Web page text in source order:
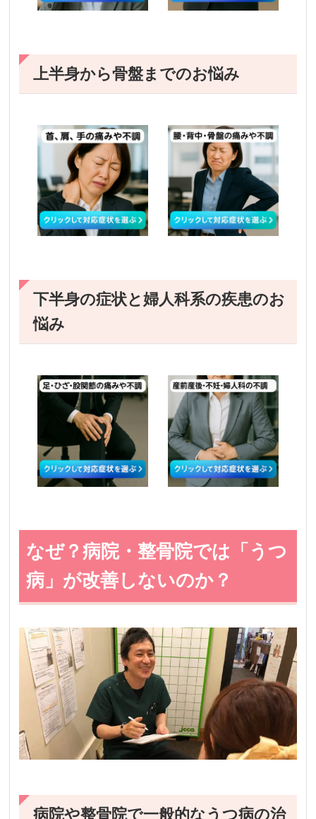
上半身から骨盤までのお悩み
下半身の症状と婦人科系の疾患のお
悩み
なぜ？病院・整骨院では「うつ
病」が改善しないのか？
病院や整骨院で一般的なうつ病の治